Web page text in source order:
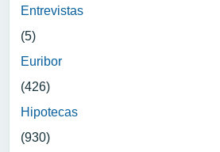
Entrevistas
(5)
Euribor
(426)
Hipotecas
(930)